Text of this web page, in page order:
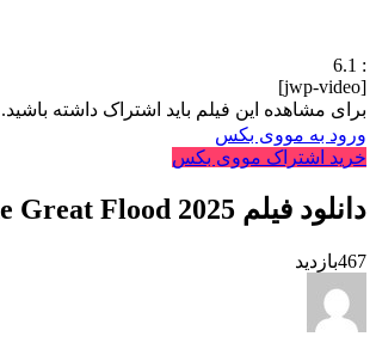
:
6.1
[jwp-video]
برای مشاهده این فیلم باید اشتراک داشته باشید.
ورود به مووی بکس
خرید اشتراک مووی بکس
دانلود فیلم The Great Flood 2025 سیل عظیم
467بازدید